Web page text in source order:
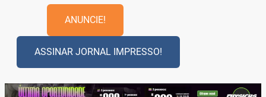
ANUNCIE!
ASSINAR JORNAL IMPRESSO!